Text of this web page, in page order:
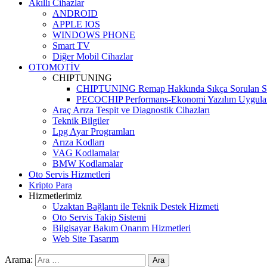
Akıllı Cihazlar
ANDROID
APPLE IOS
WINDOWS PHONE
Smart TV
Diğer Mobil Cihazlar
OTOMOTİV
CHIPTUNING
CHIPTUNING Remap Hakkında Sıkça Sorulan
PECOCHIP Performans-Ekonomi Yazılım
Araç Arıza Tespit ve Diagnostik Cihazları
Teknik Bilgiler
Lpg Ayar Programları
Arıza Kodları
VAG Kodlamalar
BMW Kodlamalar
Oto Servis Hizmetleri
Kripto Para
Hizmetlerimiz
Uzaktan Bağlantı ile Teknik Destek Hizmeti
Oto Servis Takip Sistemi
Bilgisayar Bakım Onarım Hizmetleri
Web Site Tasarım
Arama: